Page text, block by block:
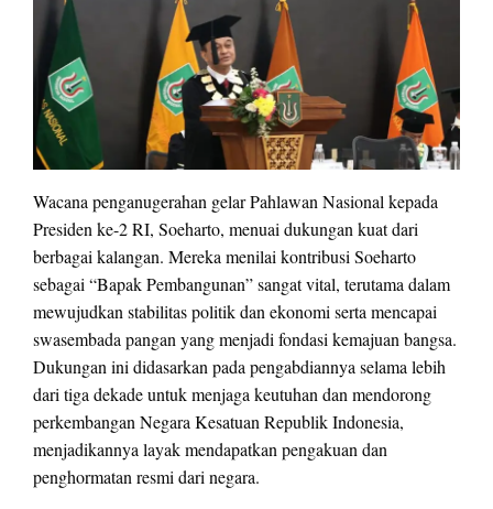
Wacana penganugerahan gelar Pahlawan Nasional kepada
Presiden ke-2 RI, Soeharto, menuai dukungan kuat dari
berbagai kalangan. Mereka menilai kontribusi Soeharto
sebagai “Bapak Pembangunan” sangat vital, terutama dalam
mewujudkan stabilitas politik dan ekonomi serta mencapai
swasembada pangan yang menjadi fondasi kemajuan bangsa.
Dukungan ini didasarkan pada pengabdiannya selama lebih
dari tiga dekade untuk menjaga keutuhan dan mendorong
perkembangan Negara Kesatuan Republik Indonesia,
menjadikannya layak mendapatkan pengakuan dan
penghormatan resmi dari negara.